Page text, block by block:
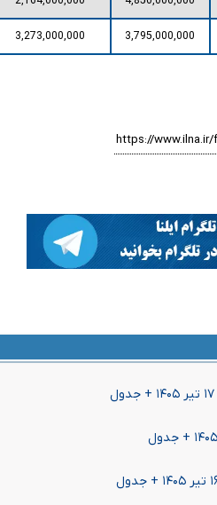
3,795,000,000
3,273,000,000